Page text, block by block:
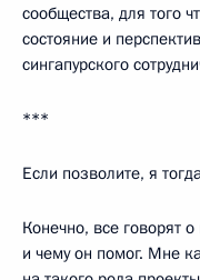
сообщества, для того
состояние и
сингапурского
***
Если позволите, я
Конечно, все говорят
и чему он помог. Мне